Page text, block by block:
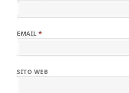
EMAIL*
SITO WEB